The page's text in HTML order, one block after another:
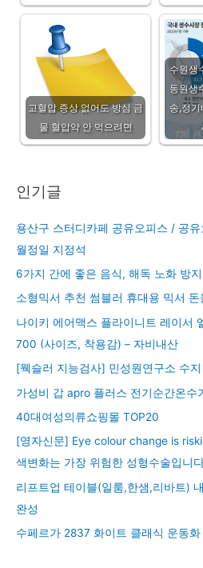
고혈압 증상 없어도 방심 금
물 혈압약 안 먹으려면
수원생
동원생
송,정
인기글
용산구 스터디카페 공유오피스 / 공
월정일 지정석
6가지 간에 좋은 음식, 해독 노화 방
소형믹서 추천 썸블러 휴대용 믹서
나이키 에어맥스 플라이니트 레이서
700 (사이즈, 착용감) – 자비내산
[웩슬러 지능검사] 민성원연구소 수
가성비 갑 apro 플러스 전기순간온수
40대여성의류쇼핑몰 TOP20
[영자신문] Eye colour change is
색변화는 가장 위험한 성형수술입니
리프트업 테이블(일룸,한샘,리바트)
완성
수페르가 2837 화이트 클래식 운동화